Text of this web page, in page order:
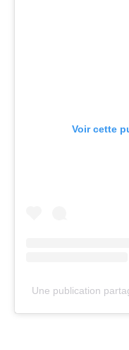
Voir cette
Une publication